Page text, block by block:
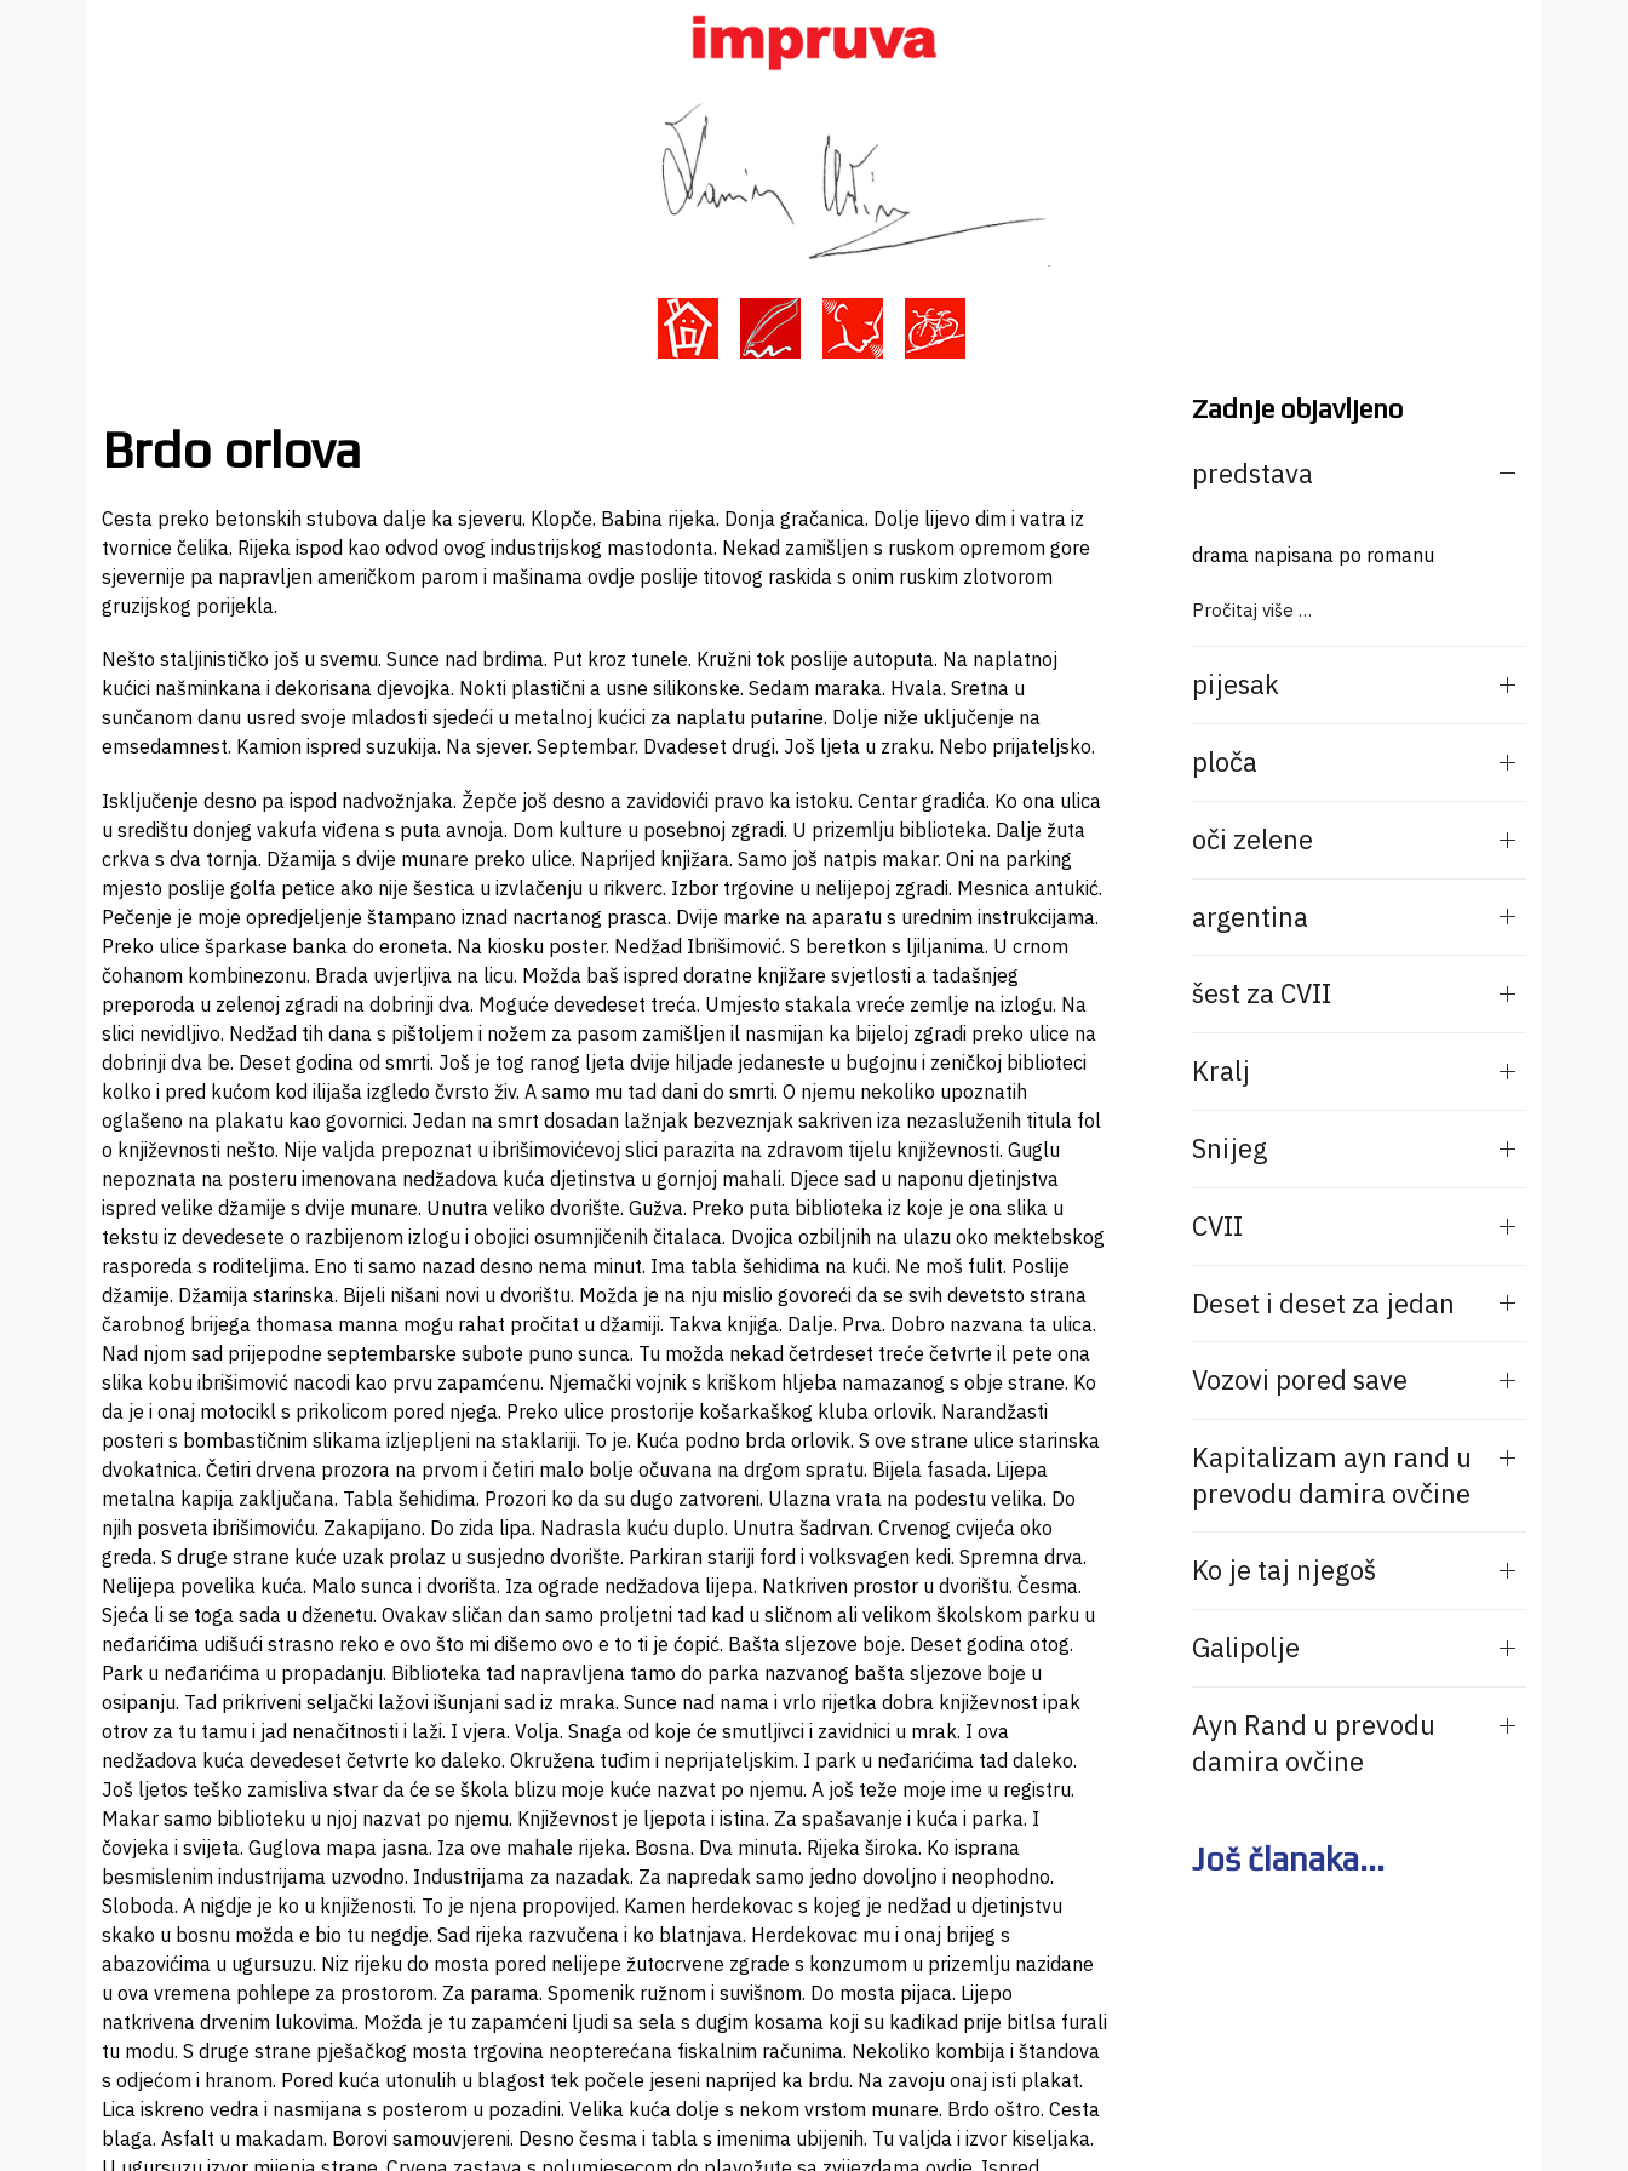
Brdo orlova
Cesta preko betonskih stubova dalje ka sjeveru. Klopče. Babina rijeka. Donja gračanica. Dolje lijevo dim i vatra iz
tvornice čelika. Rijeka ispod kao odvod ovog industrijskog mastodonta. Nekad zamišljen s ruskom opremom gore
sjevernije pa napravljen američkom parom i mašinama ovdje poslije titovog raskida s onim ruskim zlotvorom
gruzijskog porijekla.
Nešto staljinističko još u svemu. Sunce nad brdima. Put kroz tunele. Kružni tok poslije autoputa. Na naplatnoj
kućici našminkana i dekorisana djevojka. Nokti plastični a usne silikonske. Sedam maraka. Hvala. Sretna u
sunčanom danu usred svoje mladosti sjedeći u metalnoj kućici za naplatu putarine. Dolje niže uključenje na
emsedamnest. Kamion ispred suzukija. Na sjever. Septembar. Dvadeset drugi. Još ljeta u zraku. Nebo prijateljsko.
Isključenje desno pa ispod nadvožnjaka. Žepče još desno a zavidovići pravo ka istoku. Centar gradića. Ko ona ulica
u središtu donjeg vakufa viđena s puta avnoja. Dom kulture u posebnoj zgradi. U prizemlju biblioteka. Dalje žuta
crkva s dva tornja. Džamija s dvije munare preko ulice. Naprijed knjižara. Samo još natpis makar. Oni na parking
mjesto poslije golfa petice ako nije šestica u izvlačenju u rikverc. Izbor trgovine u nelijepoj zgradi. Mesnica antukić.
Pečenje je moje opredjeljenje štampano iznad nacrtanog prasca. Dvije marke na aparatu s urednim instrukcijama.
Preko ulice šparkase banka do eroneta. Na kiosku poster. Nedžad Ibrišimović. S beretkon s ljiljanima. U crnom
čohanom kombinezonu. Brada uvjerljiva na licu. Možda baš ispred doratne knjižare svjetlosti a tadašnjeg
preporoda u zelenoj zgradi na dobrinji dva. Moguće devedeset treća. Umjesto stakala vreće zemlje na izlogu. Na
slici nevidljivo. Nedžad tih dana s pištoljem i nožem za pasom zamišljen il nasmijan ka bijeloj zgradi preko ulice na
dobrinji dva be. Deset godina od smrti. Još je tog ranog ljeta dvije hiljade jedaneste u bugojnu i zeničkoj biblioteci
kolko i pred kućom kod ilijaša izgledo čvrsto živ. A samo mu tad dani do smrti. O njemu nekoliko upoznatih
oglašeno na plakatu kao govornici. Jedan na smrt dosadan lažnjak bezveznjak sakriven iza nezasluženih titula fol
o književnosti nešto. Nije valjda prepoznat u ibrišimovićevoj slici parazita na zdravom tijelu književnosti. Guglu
nepoznata na posteru imenovana nedžadova kuća djetinstva u gornjoj mahali. Djece sad u naponu djetinjstva
ispred velike džamije s dvije munare. Unutra veliko dvorište. Gužva. Preko puta biblioteka iz koje je ona slika u
tekstu iz devedesete o razbijenom izlogu i obojici osumnjičenih čitalaca. Dvojica ozbiljnih na ulazu oko mektebskog
rasporeda s roditeljima. Eno ti samo nazad desno nema minut. Ima tabla šehidima na kući. Ne moš fulit. Poslije
džamije. Džamija starinska. Bijeli nišani novi u dvorištu. Možda je na nju mislio govoreći da se svih devetsto strana
čarobnog brijega thomasa manna mogu rahat pročitat u džamiji. Takva knjiga. Dalje. Prva. Dobro nazvana ta ulica.
Nad njom sad prijepodne septembarske subote puno sunca. Tu možda nekad četrdeset treće četvrte il pete ona
slika kobu ibrišimović nacodi kao prvu zapamćenu. Njemački vojnik s kriškom hljeba namazanog s obje strane. Ko
da je i onaj motocikl s prikolicom pored njega. Preko ulice prostorije košarkaškog kluba orlovik. Narandžasti
posteri s bombastičnim slikama izljepljeni na staklariji. To je. Kuća podno brda orlovik. S ove strane ulice starinska
dvokatnica. Četiri drvena prozora na prvom i četiri malo bolje očuvana na drgom spratu. Bijela fasada. Lijepa
metalna kapija zaključana. Tabla šehidima. Prozori ko da su dugo zatvoreni. Ulazna vrata na podestu velika. Do
njih posveta ibrišimoviću. Zakapijano. Do zida lipa. Nadrasla kuću duplo. Unutra šadrvan. Crvenog cvijeća oko
greda. S druge strane kuće uzak prolaz u susjedno dvorište. Parkiran stariji ford i volksvagen kedi. Spremna drva.
Nelijepa povelika kuća. Malo sunca i dvorišta. Iza ograde nedžadova lijepa. Natkriven prostor u dvorištu. Česma.
Sjeća li se toga sada u dženetu. Ovakav sličan dan samo proljetni tad kad u sličnom ali velikom školskom parku u
neđarićima udišući strasno reko e ovo što mi dišemo ovo e to ti je ćopić. Bašta sljezove boje. Deset godina otog.
Park u neđarićima u propadanju. Biblioteka tad napravljena tamo do parka nazvanog bašta sljezove boje u
osipanju. Tad prikriveni seljački lažovi išunjani sad iz mraka. Sunce nad nama i vrlo rijetka dobra književnost ipak
otrov za tu tamu i jad nenačitnosti i laži. I vjera. Volja. Snaga od koje će smutljivci i zavidnici u mrak. I ova
nedžadova kuća devedeset četvrte ko daleko. Okružena tuđim i neprijateljskim. I park u neđarićima tad daleko.
Još ljetos teško zamisliva stvar da će se škola blizu moje kuće nazvat po njemu. A još teže moje ime u registru.
Makar samo biblioteku u njoj nazvat po njemu. Književnost je ljepota i istina. Za spašavanje i kuća i parka. I
čovjeka i svijeta. Guglova mapa jasna. Iza ove mahale rijeka. Bosna. Dva minuta. Rijeka široka. Ko isprana
besmislenim industrijama uzvodno. Industrijama za nazadak. Za napredak samo jedno dovoljno i neophodno.
Sloboda. A nigdje je ko u knjiženosti. To je njena propovijed. Kamen herdekovac s kojeg je nedžad u djetinjstvu
skako u bosnu možda e bio tu negdje. Sad rijeka razvučena i ko blatnjava. Herdekovac mu i onaj brijeg s
abazovićima u ugursuzu. Niz rijeku do mosta pored nelijepe žutocrvene zgrade s konzumom u prizemlju nazidane
u ova vremena pohlepe za prostorom. Za parama. Spomenik ružnom i suvišnom. Do mosta pijaca. Lijepo
natkrivena drvenim lukovima. Možda je tu zapamćeni ljudi sa sela s dugim kosama koji su kadikad prije bitlsa furali
tu modu. S druge strane pješačkog mosta trgovina neopterećana fiskalnim računima. Nekoliko kombija i štandova
s odjećom i hranom. Pored kuća utonulih u blagost tek počele jeseni naprijed ka brdu. Na zavoju onaj isti plakat.
Lica iskreno vedra i nasmijana s posterom u pozadini. Velika kuća dolje s nekom vrstom munare. Brdo oštro. Cesta
blaga. Asfalt u makadam. Borovi samouvjereni. Desno česma i tabla s imenima ubijenih. Tu valjda i izvor kiseljaka.
Zadnje objavljeno
predstava
drama napisana po romanu
Pročitaj više …
pijesak
ploča
oči zelene
argentina
šest za CVII
Kralj
Snijeg
CVII
Deset i deset za jedan
Vozovi pored save
Kapitalizam ayn rand u
prevodu damira ovčine
Ko je taj njegoš
Galipolje
Ayn Rand u prevodu
damira ovčine
Još članaka...